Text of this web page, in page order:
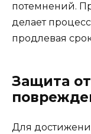
потемнений.
делает
продлевая
Защита
Для